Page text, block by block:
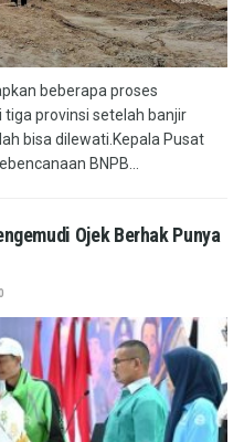
beberapa proses
provinsi setelah banjir
bisa dilewati.Kepala Pusat
BNPB...
Ojek Berhak Punya